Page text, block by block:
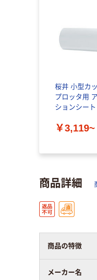
桜井 小型カ
プロッタ用
ションシート
￥3,119~
商品詳細
商品の特徴
メーカー名